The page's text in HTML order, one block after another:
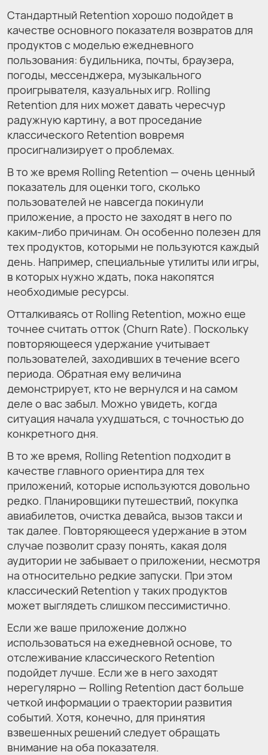
Стандартный Retention хорошо подойдет в
качестве основного показателя возвратов для
продуктов с моделью ежедневного
пользования: будильника, почты, браузера,
погоды, мессенджера, музыкального
проигрывателя, казуальных игр. Rolling
Retention для них может давать чересчур
радужную картину, а вот проседание
классического Retention вовремя
просигнализирует о проблемах.
В то же время Rolling Retention — очень ценный
показатель для оценки того, сколько
пользователей не навсегда покинули
приложение, а просто не заходят в него по
каким-либо причинам. Он особенно полезен для
тех продуктов, которыми не пользуются каждый
день. Например, специальные утилиты или игры,
в которых нужно ждать, пока накопятся
необходимые ресурсы.
Отталкиваясь от Rolling Retention, можно еще
точнее считать отток (Churn Rate). Поскольку
повторяющееся удержание учитывает
пользователей, заходивших в течение всего
периода. Обратная ему величина
демонстрирует, кто не вернулся и на самом
деле о вас забыл. Можно увидеть, когда
ситуация начала ухудшаться, с точностью до
конкретного дня.
В то же время, Rolling Retention подходит в
качестве главного ориентира для тех
приложений, которые используются довольно
редко. Планировщики путешествий, покупка
авиабилетов, очистка девайса, вызов такси и
так далее. Повторяющееся удержание в этом
случае позволит сразу понять, какая доля
аудитории не забывает о приложении, несмотря
на относительно редкие запуски. При этом
классический Retention у таких продуктов
может выглядеть слишком пессимистично.
Если же ваше приложение должно
использоваться на ежедневной основе, то
отслеживание классического Retention
подойдет лучше. Если же в него заходят
нерегулярно — Rolling Retention даст больше
четкой информации о траектории развития
событий. Хотя, конечно, для принятия
взвешенных решений следует обращать
внимание на оба показателя.